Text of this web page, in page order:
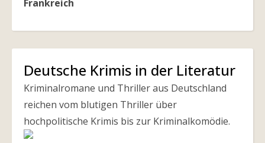
Deutsche Krimis in der Literatur
Kriminalromane und Thriller aus Deutschland
reichen vom blutigen Thriller über
hochpolitische Krimis bis zur Kriminalkomödie.